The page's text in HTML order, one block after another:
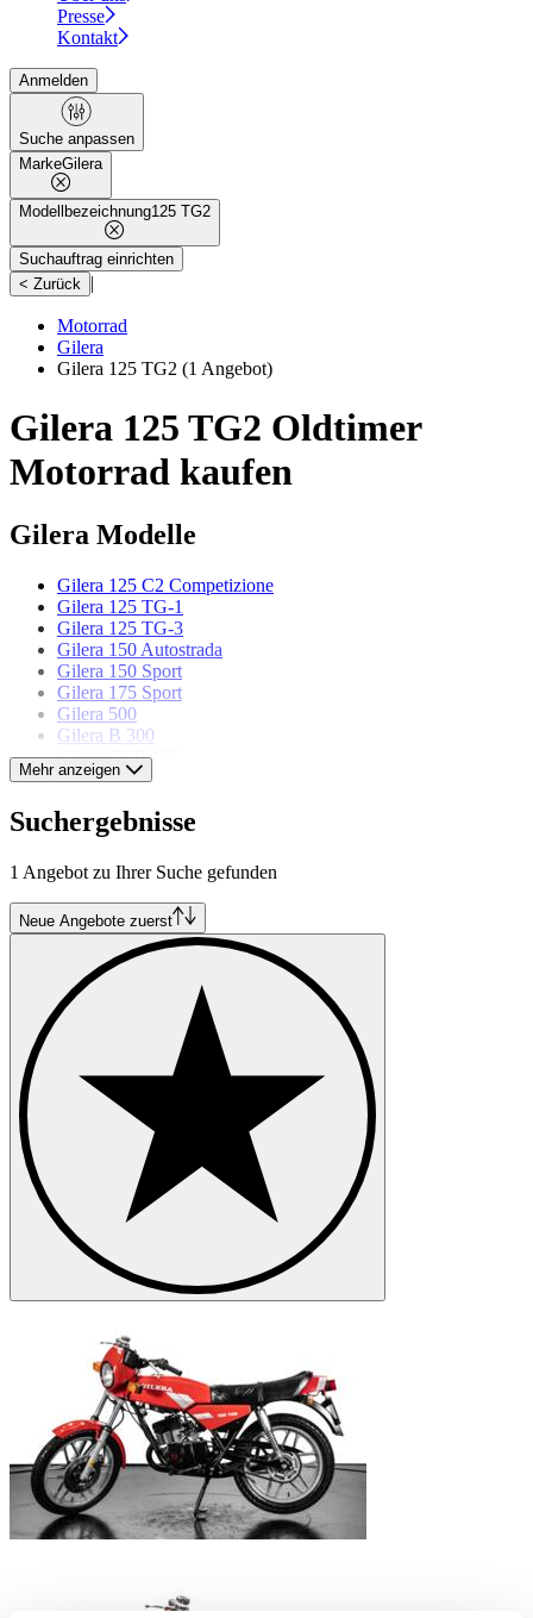
Presse
Kontakt
Anmelden
Suche anpassen
MarkeGilera
Modellbezeichnung125 TG2
Suchauftrag einrichten
< Zurück |
Motorrad
Gilera
Gilera 125 TG2 (1 Angebot)
Gilera 125 TG2 Oldtimer
Motorrad kaufen
Gilera Modelle
Gilera 125 C2 Competizione
Gilera 125 TG-1
Gilera 125 TG-3
Gilera 150 Autostrada
Gilera 150 Sport
Gilera 175 Sport
Gilera 500
Gilera B 300
Gilera GFR 125
Gilera Giubileo 125
Gilera Saturno
Mehr anzeigen
Suchergebnisse
1 Angebot zu Ihrer Suche gefunden
Neue Angebote zuerst